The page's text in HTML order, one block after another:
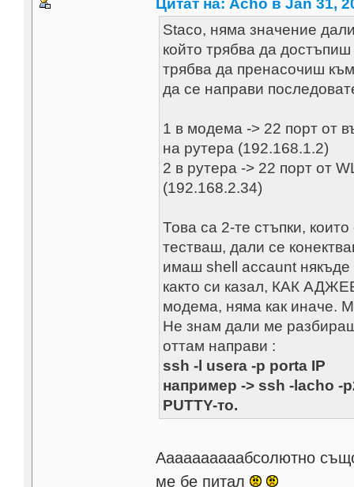
Цитат на: Acho в Jan 31,
Staco, няма значение
който трябва да
трябва да пренасочиш
да се направи
1 в модема -> 22 порт от
на рутера (192.168.1.2)
2 в рутера -> 22 порт от
(192.168.2.34)
Това са 2-те стъпки,
тестваш, дали се
имаш shell accaunt някъде
както си казал, КАК
модема, няма как иначе.
Не знам дали ме
оттам направи :
ssh -l usera -p porta IP
например -> ssh -lacho -
PUTTY-то.
Аааааааааабсолютно
ме бе питал